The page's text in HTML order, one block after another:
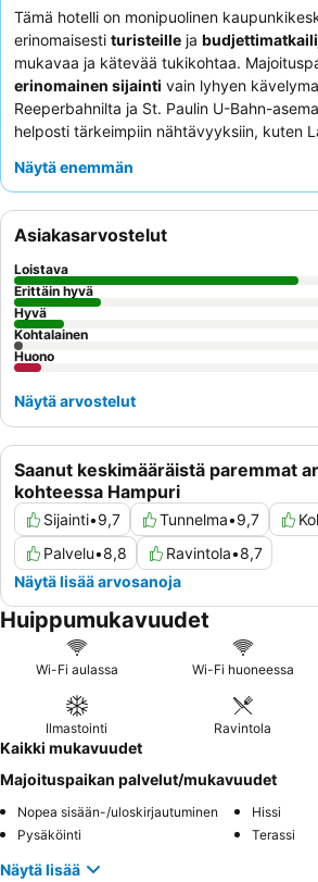
Tämä hotelli on monipuolinen
erinomaisesti turisteille ja
mukavaa ja kätevää tukikohtaa.
erinomainen sijainti vain lyhyen
Reeperbahnilta ja St. Paulin U-Bahn-
helposti tärkeimpiin nähtävyyksiin, kuten
ilmaisesta WiFi-yhteydestä
avuliaasta palvelustaan, jota täydentää
runsas aamiaisbuffet. Jos haluat
harkitse huonetta, joka ei ole kadun
Näytä enemmän
Saanut keskimääräistä paremmat
kohteessa Hampuri
Sijainti•9,7 Tunnelma•9,7
Palvelu•8,8 Ravintola•8,7
Näytä lisää arvosanoja
Asiakasarvostelut
Loistava
Erittäin hyvä
Hyvä
Kohtalainen
Huono
Näytä arvostelut
Huippumukavuudet
Wi-Fi aulassa Wi-Fi huoneessa
Ilmastointi Ravintola
Kaikki mukavuudet
Majoituspaikan palvelut/mukavuudet
Nopea sisään-/uloskirjautuminen
Hissi
Pysäköinti
Terassi
Näytä lisää